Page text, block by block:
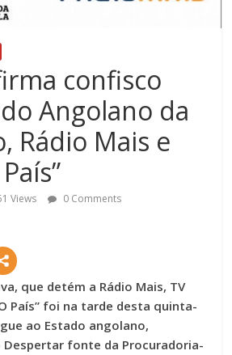
confisco
Angolano da
Rádio Mais e
Views 0 Comments
que detém a Rádio Mais, TV
País” foi na tarde desta quinta-
ao Estado angolano,
Despertar fonte da Procuradoria-